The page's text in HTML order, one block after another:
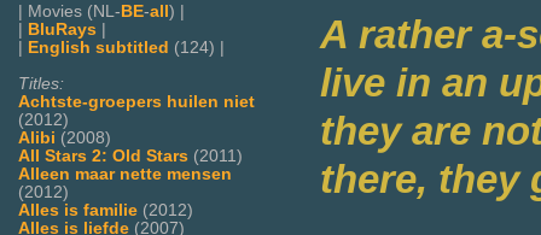
| Movies (NL-BE-all) |
| BluRays |
| English subtitled (124) |
Titles:
Achtste-groepers huilen niet
(2012)
Alibi (2008)
All Stars 2: Old Stars (2011)
Alleen maar nette mensen
(2012)
Alles is familie (2012)
Alles is liefde (2007)
A rather a-
live in an
they are
there, they